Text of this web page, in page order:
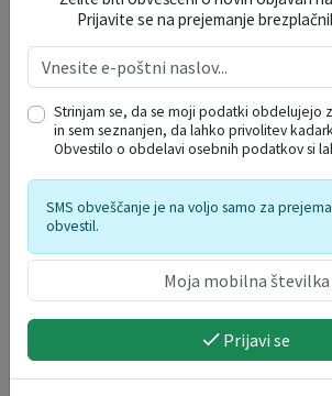
PROSTORSKI
PRORAČUN
STRATEGIJA ZA
STRATEGIJA
ŠPORTA 2026-
STRATEGIJA ZA
Prijavite se na prejemanje
Strinjam se, da se moji podatki obdelujejo
in sem seznanjen, da lahko privolitev
Obvestilo o obdelavi osebnih podatkov si
SMS obveščanje je na voljo samo za
obvestil.
Prijavi se